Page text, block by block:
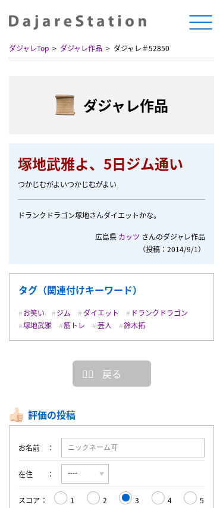
ダジャレTop ダジャレ作品 ダジャレ＃52850
ダジャレ作品
塚地武雅よ、5日ジム通い
つかじむがよいつかじむがよい
ドランクドラゴン塚地さんダイエットかな。
広島県 カッツ さんのダジャレ作品
（投稿：2014/9/1）
タグ（関連付けキーワード）
お笑い ジム ダイエット
ドランクドラゴン
塚地武雅
筋トレ 芸人 鈴木拓
戻る
評価の投稿
お名前
在住
スコア 1 2 3 4 5